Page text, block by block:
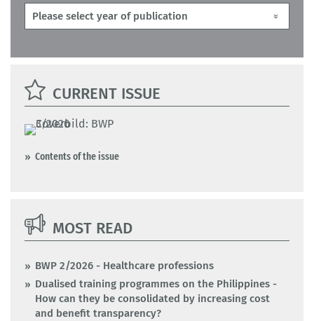
CURRENT ISSUE
Contents of the issue
MOST READ
BWP 2/2026 - Healthcare professions
Dualised training programmes on the Philippines -
How can they be consolidated by increasing cost
and benefit transparency?